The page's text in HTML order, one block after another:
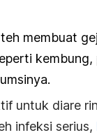
membuat
untuk diare
infeksi serius,